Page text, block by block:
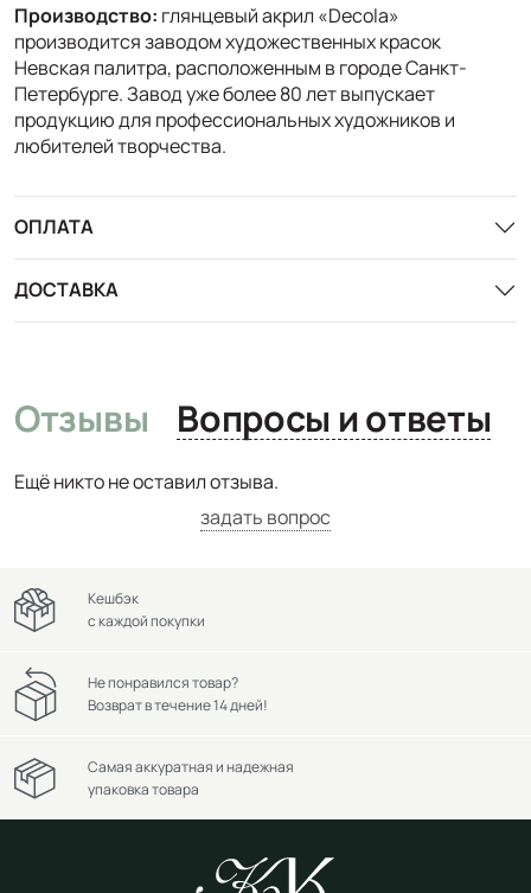
Производство: глянцевый акрил «Decola»
производится заводом художественных красок
Невская палитра, расположенным в городе Санкт-
Петербурге. Завод уже более 80 лет выпускает
продукцию для профессиональных художников и
любителей творчества.
ОПЛАТА
ДОСТАВКА
Отзывы Вопросы и ответы
Ещё никто не оставил отзыва.
задать вопрос
Кешбэк
с каждой покупки
Не понравился товар?
Возврат в течение 14 дней!
Самая аккуратная и надежная
упаковка товара